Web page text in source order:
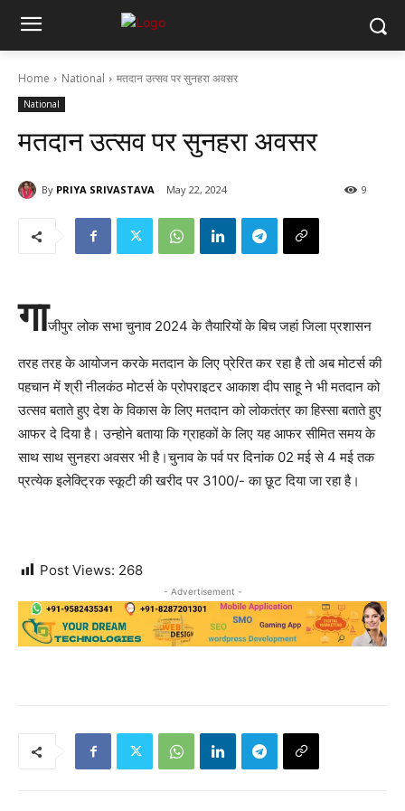
Home National मतदान उत्सव पर सुनहरा अवसर
National
मतदान उत्सव पर सुनहरा अवसर
By PRIYA SRIVASTAVA May 22, 2024 9
गाजीपुर लोक सभा चुनाव 2024 के तैयारियों के बिच जहां जिला प्रशासन
तरह तरह के आयोजन करके मतदान के लिए प्रेरित कर रहा है तो अब मोटर्स की
पहचान में श्री नीलकंठ मोटर्स के प्रोपराइटर आकाश दीप साहू ने भी मतदान को
उत्सव बताते हुए देश के विकास के लिए मतदान को लोकतंत्र का हिस्सा बताते हुए
आफर दे दिया है। उन्होने बताया कि ग्राहकों के लिए यह आफर सीमित समय के
साथ साथ सुनहरा अवसर भी है।चुनाव के पर्व पर दिनांक 02 मई से 4 मई तक
प्रत्येक इलेक्ट्रिक स्कूटी की खरीद पर 3100/- का छूट दिया जा रहा है।
Post Views: 268
- Advertisement -